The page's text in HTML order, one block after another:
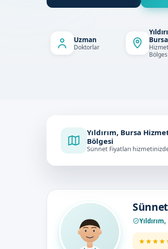
Uzman
Doktorlar
Bursa
Hizmet
Bölgesi
Yıldırım, Bursa
Bölgesi
Sünnet Fiyatları
Doktorumuz